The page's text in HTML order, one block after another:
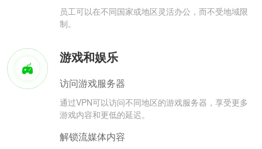
员工可以在不同国家或地区灵活办公，而不受地域限
制。
游戏和娱乐
访问游戏服务器
通过VPN可以访问不同地区的游戏服务器，享受更多
游戏内容和更低的延迟。
解锁流媒体内容